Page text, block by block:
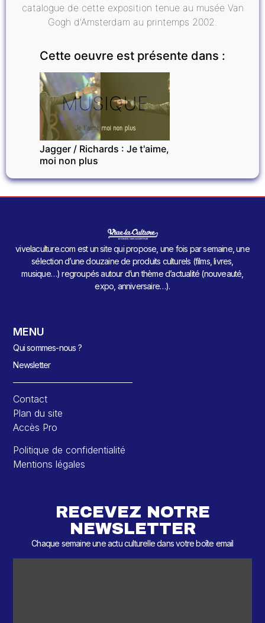
catalogue de cette exposition tenue au musée Van
Gogh d'Amsterdam au printemps 2002.
Cette oeuvre est présente dans :
MUSIQUE
Jagger / Richards : Je t'aime,
moi non plus
vivelaculture.com est un site qui propose, une fois par semaine, une
sélection d’une douzaine de produits culturels (films, livres,
musique…) regroupés autour d’un thème d’actualité (nouveauté,
expo, anniversaire…).
MENU
Qui sommes-nous ?
Newsletter
Contact
Plan du site
Accès Pro
Politique de confidentialité
Mentions légales
RECEVEZ NOTRE
NEWSLETTER
Chaque semaine une actu culturelle dans votre boîte email